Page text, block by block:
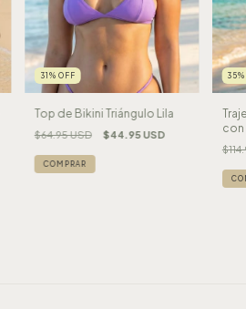
31 % OFF
Top de Bikini Triángulo Lila
$64.95 USD $44.95 USD
COMPRAR
35
con